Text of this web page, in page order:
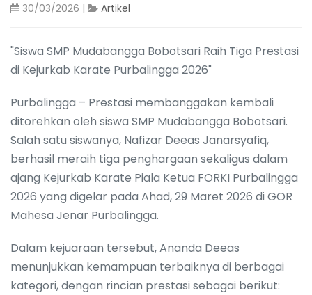
30/03/2026 | Artikel
"Siswa SMP Mudabangga Bobotsari Raih Tiga Prestasi
di Kejurkab Karate Purbalingga 2026"
Purbalingga – Prestasi membanggakan kembali
ditorehkan oleh siswa SMP Mudabangga Bobotsari.
Salah satu siswanya, Nafizar Deeas Janarsyafiq,
berhasil meraih tiga penghargaan sekaligus dalam
ajang Kejurkab Karate Piala Ketua FORKI Purbalingga
2026 yang digelar pada Ahad, 29 Maret 2026 di GOR
Mahesa Jenar Purbalingga.
Dalam kejuaraan tersebut, Ananda Deeas
menunjukkan kemampuan terbaiknya di berbagai
kategori, dengan rincian prestasi sebagai berikut: